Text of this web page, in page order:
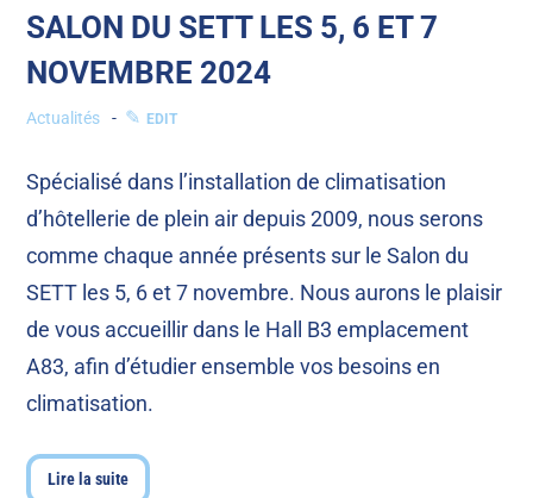
SALON DU SETT LES 5, 6 ET 7
NOVEMBRE 2024
Actualités EDIT
Spécialisé dans l’installation de climatisation
d’hôtellerie de plein air depuis 2009, nous serons
comme chaque année présents sur le Salon du
SETT les 5, 6 et 7 novembre. Nous aurons le plaisir
de vous accueillir dans le Hall B3 emplacement
A83, afin d’étudier ensemble vos besoins en
climatisation.
Lire la suite